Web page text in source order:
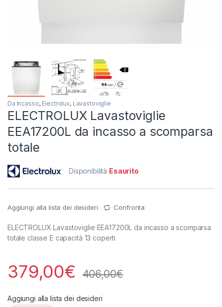
Da Incasso, Electrolux, Lavastoviglie
ELECTROLUX Lavastoviglie
EEA17200L da incasso a scomparsa
totale
Disponibilità Esaurito
Aggiungi alla lista dei desideri Confronta
ELECTROLUX Lavastoviglie EEA17200L da incasso a scomparsa
totale classe E capacità 13 coperti
379,00€ 406,00€
Aggiungi alla lista dei desideri